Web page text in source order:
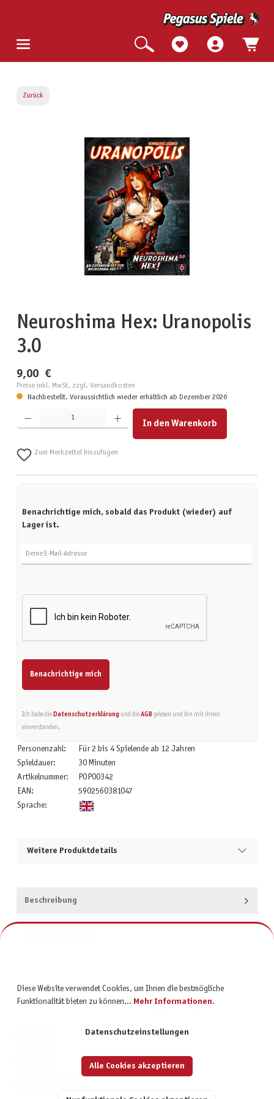
Zurück
Bildergalerie überspringen
Neuroshima Hex: Uranopolis
3.0
9,00 €
Preise inkl. MwSt. zzgl. Versandkosten
Nachbestellt. Voraussichtlich wieder erhältlich ab Dezember 2026
Produkt Anzahl: Gib den gewünschten Wert ein oder benutze die Schaltflächen um die Anzahl zu
In den Warenkorb
Zum Merkzettel hinzufügen
Benachrichtige mich, sobald das Produkt (wieder) auf
Lager ist.
Benachrichtige mich
Ich habe die Datenschutzerklärungund die AGBgelesen und bin mit ihnen
einverstanden.
Personenzahl:
Für 2 bis 4 Spielende ab 12 Jahren
Spieldauer:
30 Minuten
Artikelnummer:
POP00342
EAN:
5902560381047
Sprache:
Weitere Produktdetails
Beschreibung
Diese Website verwendet Cookies, um Ihnen die bestmögliche
Funktionalität bieten zu können... Mehr Informationen.
Datenschutzeinstellungen
Alle Cookies akzeptieren